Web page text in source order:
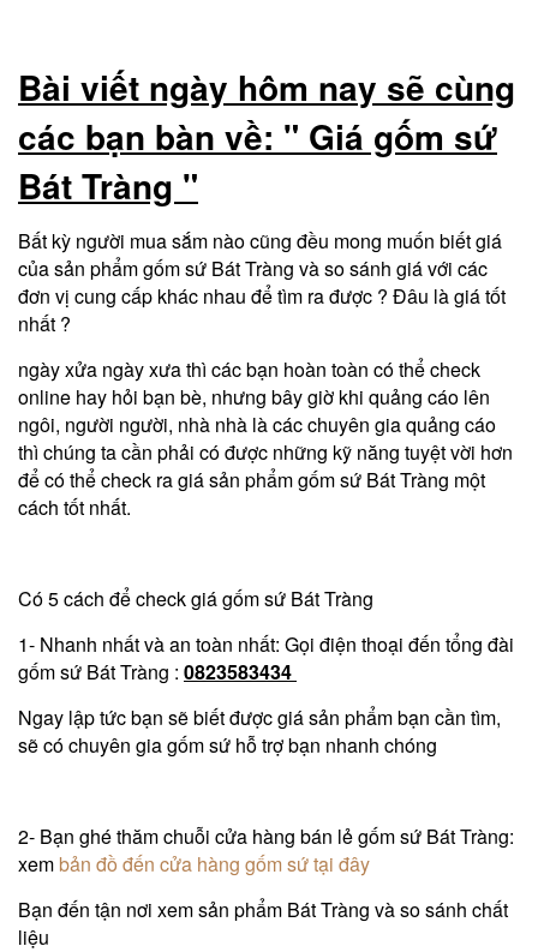
Bài viết ngày hôm nay sẽ cùng
các bạn bàn về: " Giá gốm sứ
Bát Tràng "
Bất kỳ người mua sắm nào cũng đều mong muốn biết giá
của sản phẩm gốm sứ Bát Tràng và so sánh giá với các
đơn vị cung cấp khác nhau để tìm ra được ? Đâu là giá tốt
nhất ?
ngày xửa ngày xưa thì các bạn hoàn toàn có thể check
online hay hỏi bạn bè, nhưng bây giờ khi quảng cáo lên
ngôi, người người, nhà nhà là các chuyên gia quảng cáo
thì chúng ta cần phải có được những kỹ năng tuyệt vời hơn
để có thể check ra giá sản phẩm gốm sứ Bát Tràng một
cách tốt nhất.
Có 5 cách để check giá gốm sứ Bát Tràng
1- Nhanh nhất và an toàn nhất: Gọi điện thoại đến tổng đài
gốm sứ Bát Tràng : 0823583434
Ngay lập tức bạn sẽ biết được giá sản phẩm bạn cần tìm,
sẽ có chuyên gia gốm sứ hỗ trợ bạn nhanh chóng
2- Bạn ghé thăm chuỗi cửa hàng bán lẻ gốm sứ Bát Tràng:
xembản đồ đến cửa hàng gốm sứ tại đây
Bạn đến tận nơi xem sản phẩm Bát Tràng và so sánh chất
liệu